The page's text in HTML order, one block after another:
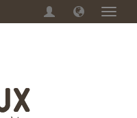
Menu